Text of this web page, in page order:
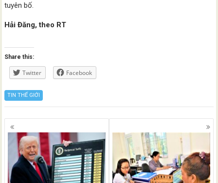
tuyên bố.
Hải Đăng, theo RT
Share this:
Twitter Facebook
TIN THẾ GIỚI
Posts
navigation